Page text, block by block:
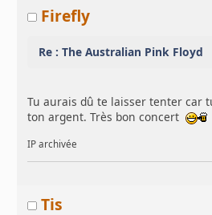
Firefly
Re : The Australian Pink Floyd
Tu aurais dû te laisser tenter car
ton argent. Très bon concert
IP archivée
Tis